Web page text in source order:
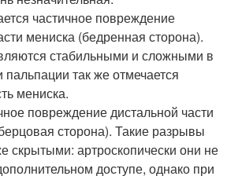
частичное повреждение
мениска (бедренная сторона).
стабильными и сложными в
пальпации так же отмечается
мениска.
повреждение дистальной части
сторона). Такие разрывы
скрытыми: артроскопически они не
доступе, однако при